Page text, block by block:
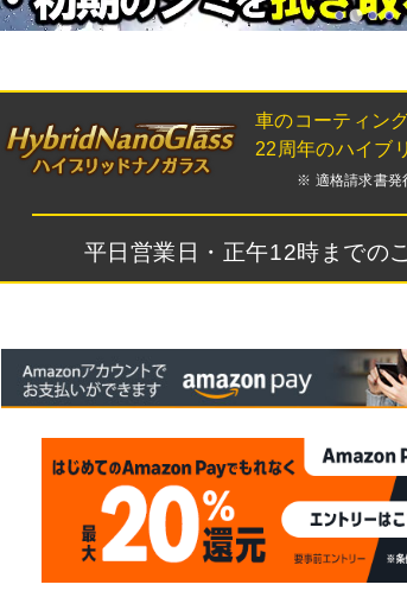
車のコーティン
22周年のハイブ
※ 適格請求書発
平日営業日・正午12時までの